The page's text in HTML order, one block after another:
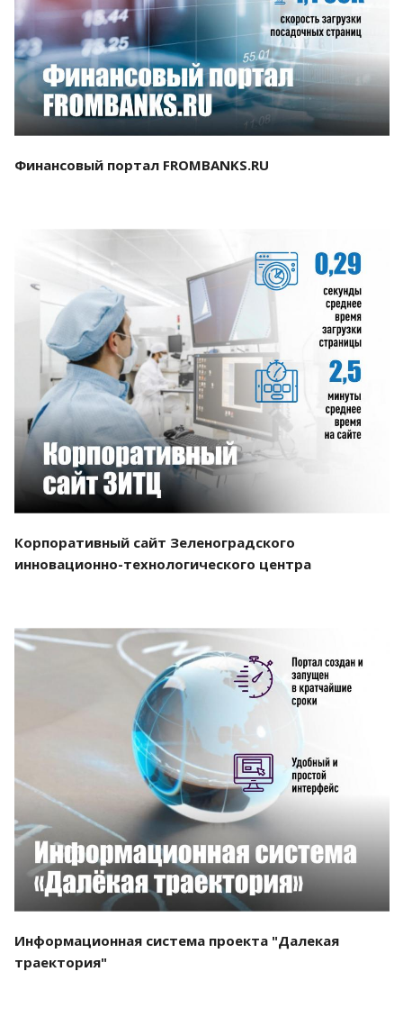
Смотреть проект
Финансовый портал FROMBANKS.RU
Смотреть проект
Корпоративный сайт Зеленоградского
инновационно-технологического центра
Смотреть проект
Информационная система проекта "Далекая
траектория"